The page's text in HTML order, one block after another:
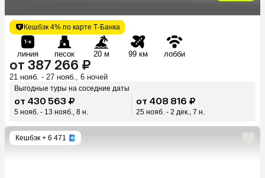
Кешбэк 4% по карте Т-Банка
линия песок 20 м 99 км лобби
от 387 266 ₽
21 нояб. - 27 нояб., 6 ночей
Выгодные туры на соседние даты
от 430 563 ₽
5 нояб. - 13 нояб., 8 н.
от 408 816 ₽
25 нояб. - 2 дек., 7 н.
Кешбэк + 6 471